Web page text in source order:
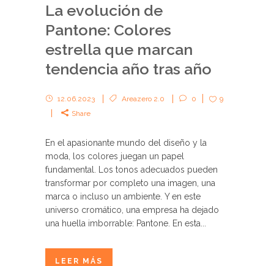
La evolución de
Pantone: Colores
estrella que marcan
tendencia año tras año
12.06.2023 Areazero 2.0 0
9
Share
En el apasionante mundo del diseño y la
moda, los colores juegan un papel
fundamental. Los tonos adecuados pueden
transformar por completo una imagen, una
marca o incluso un ambiente. Y en este
universo cromático, una empresa ha dejado
una huella imborrable: Pantone. En esta...
LEER MÁS